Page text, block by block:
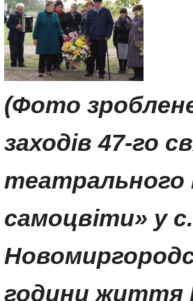
(Фото
заходів 47-го
театрального
самоцвіти» у
години життя